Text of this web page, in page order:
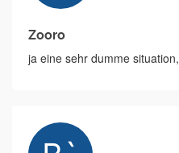
Zooro
ja eine sehr dumme